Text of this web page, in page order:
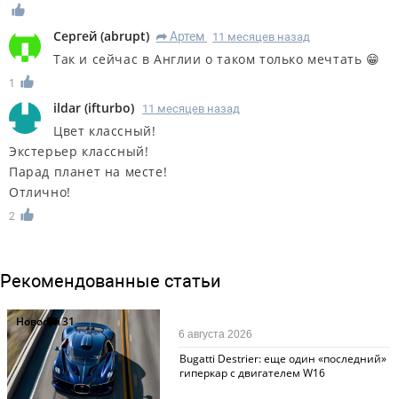
Сергей (abrupt) R Артем 11 месяцев назад
Так и сейчас в Англии о таком только мечтать 😁
1
ildar (ifturbo) 11 месяцев назад
Цвет классный!
Экстерьер классный!
Парад планет на месте!
Отлично!
2
Рекомендованные статьи
Новости31
Bugatti Destrier: еще один «последний»
гиперкар с двигателем W16
6 августа 2026